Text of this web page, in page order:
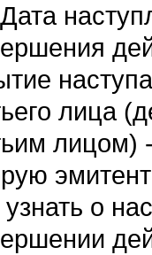
лица
лицом)
о